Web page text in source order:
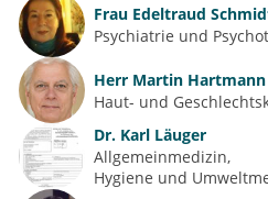
Frau Edeltraud
Psychiatrie und
Herr Martin Hartmann
Haut- und
Dr. Karl Läuger
Allgemeinmedizin
Hygiene und